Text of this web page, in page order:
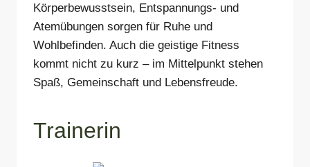
Körperbewusstsein, Entspannungs- und
Atemübungen sorgen für Ruhe und
Wohlbefinden. Auch die geistige Fitness
kommt nicht zu kurz – im Mittelpunkt stehen
Spaß, Gemeinschaft und Lebensfreude.
Trainerin